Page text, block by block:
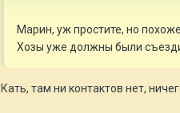
Марин, уж простите, но
Хозы уже должны были
Кать, там ни контактов нет,